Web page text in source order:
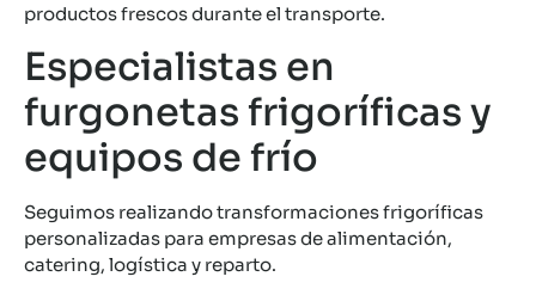
productos frescos durante el transporte.
Especialistas en
furgonetas frigoríficas y
equipos de frío
Seguimos realizando transformaciones frigoríficas
personalizadas para empresas de alimentación,
catering, logística y reparto.